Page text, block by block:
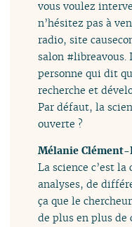
vous voulez
n’hésitez pas à
radio, site
salon #libreavous.
personne qui dit
recherche et
Par défaut, la
ouverte ?
Mélanie
La science c’est
analyses, de
ça que le
de plus en plus de